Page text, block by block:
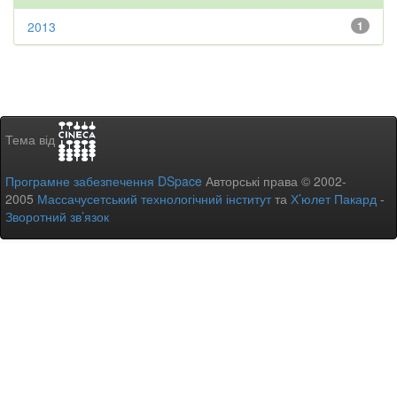
1
2013
Тема від
Програмне забезпечення DSpace Авторські права © 2002-
2005 Массачусетський технологічний інститутта Х’юлет Пакард -
Зворотний зв’язок